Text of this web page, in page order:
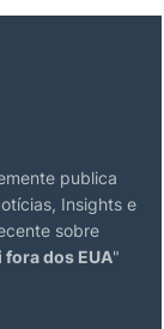
publica
Insights e
sobre
fora dos EUA"